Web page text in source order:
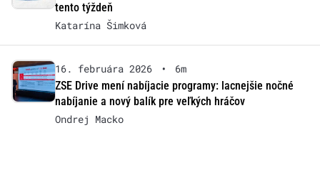
tento týždeň
Katarína Šimková
16. februára 2026 •
6m
ZSE Drive mení nabíjacie programy: lacnejšie nočné
nabíjanie a nový balík pre veľkých hráčov
Ondrej Macko